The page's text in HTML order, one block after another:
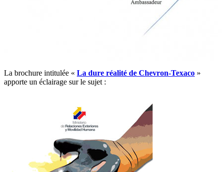
La brochure intitulée « La dure réalité de Chevron-Texaco »
apporte un éclairage sur le sujet :